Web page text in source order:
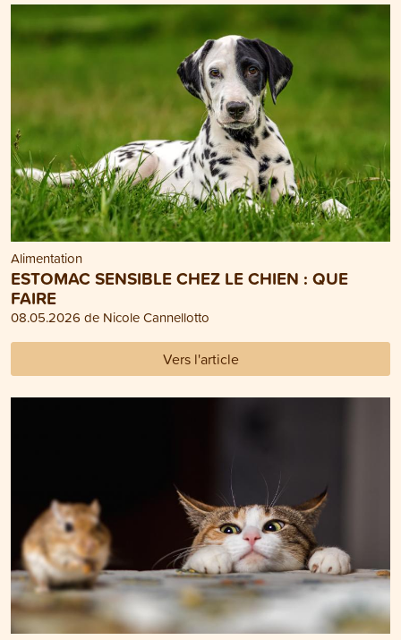
Alimentation
ESTOMAC SENSIBLE CHEZ LE CHIEN : QUE
FAIRE
08.05.2026 de Nicole Cannellotto
Vers l'article